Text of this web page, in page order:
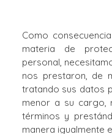
Como
materia de
personal,
nos prestaron, de
tratando sus datos
menor a su cargo,
términos y
manera igualmente